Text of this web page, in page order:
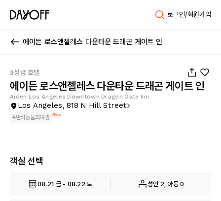
로그인/회원가입
에이든 로스앤젤레스 다운타운 드래곤 게이트 인
3성급 호텔
에이든 로스앤젤레스 다운타운 드래곤 게이트 인
Aiden Los Angeles Downtown Dragon Gate Inn
Los Angeles, 818 N Hill Street
#반려동물과여행 Beta
객실 선택
08.21 금 - 08.22 토 성인 2, 아동 0